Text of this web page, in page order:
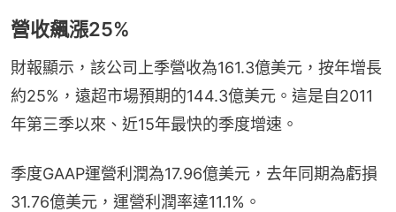
營收飆漲25%
財報顯示，該公司上季營收為161.3億美元，按年增長
約25%，遠超市場預期的144.3億美元。這是自2011
年第三季以來、近15年最快的季度增速。
季度GAAP運營利潤為17.96億美元，去年同期為虧損
31.76億美元，運營利潤率達11.1%。